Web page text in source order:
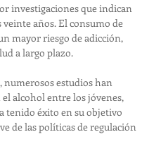
investigaciones que indican
años. El consumo de
mayor riesgo de adicción,
a largo plazo.
numerosos estudios han
alcohol entre los jóvenes,
tenido éxito en su objetivo
de las políticas de regulación